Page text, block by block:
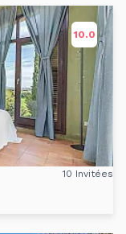
10.0
10 Invitées